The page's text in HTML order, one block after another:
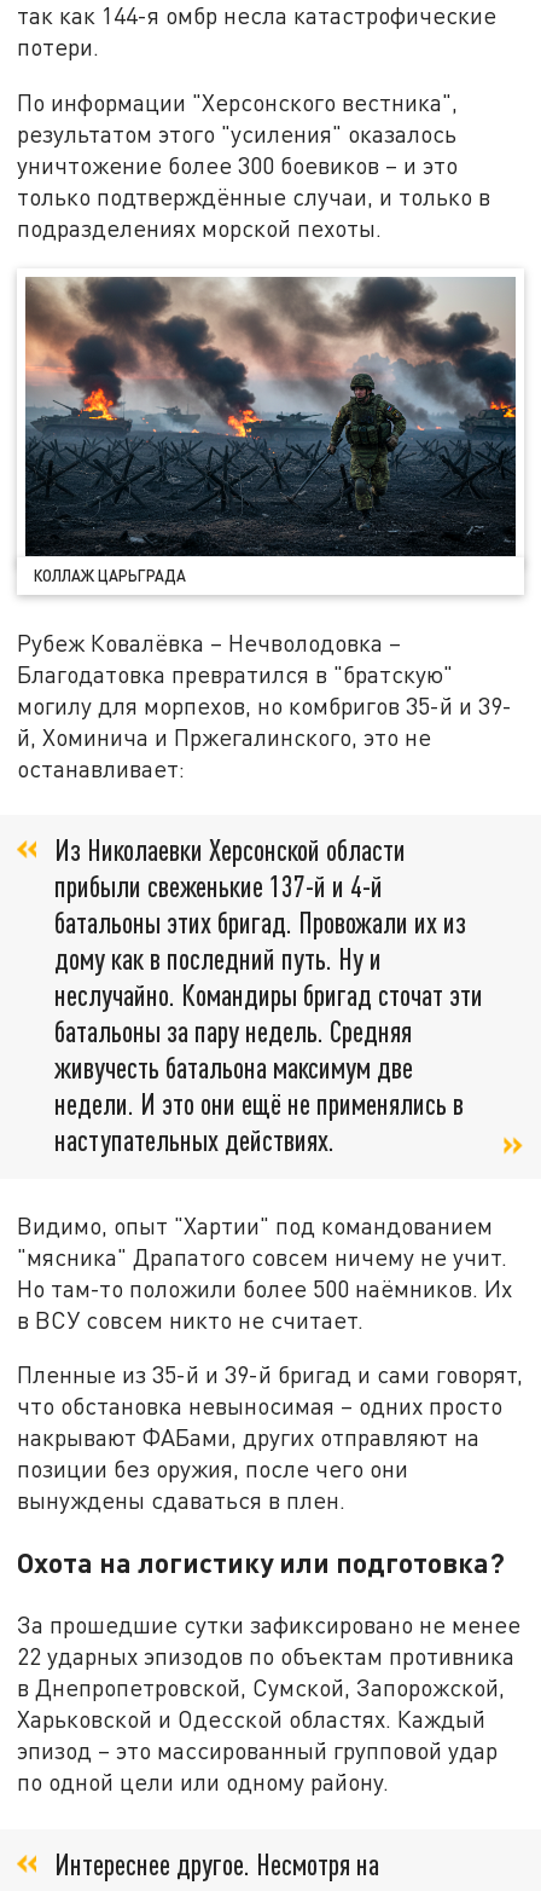
так как 144-я омбр несла катастрофические
потери.
По информации "Херсонского вестника",
результатом этого "усиления" оказалось
уничтожение более 300 боевиков – и это
только подтверждённые случаи, и только в
подразделениях морской пехоты.
КОЛЛАЖ ЦАРЬГРАДА
Рубеж Ковалёвка – Нечволодовка –
Благодатовка превратился в "братскую"
могилу для морпехов, но комбригов 35-й и 39-
й, Хоминича и Пржегалинского, это не
останавливает:
Из Николаевки Херсонской области
прибыли свеженькие 137-й и 4-й
батальоны этих бригад. Провожали их из
дому как в последний путь. Ну и
неслучайно. Командиры бригад сточат эти
батальоны за пару недель. Средняя
живучесть батальона максимум две
недели. И это они ещё не применялись в
наступательных действиях.
Видимо, опыт "Хартии" под командованием
"мясника" Драпатого совсем ничему не учит.
Но там-то положили более 500 наёмников. Их
в ВСУ совсем никто не считает.
Пленные из 35-й и 39-й бригад и сами говорят,
что обстановка невыносимая – одних просто
накрывают ФАБами, других отправляют на
позиции без оружия, после чего они
вынуждены сдаваться в плен.
Охота на логистику или подготовка?
За прошедшие сутки зафиксировано не менее
22 ударных эпизодов по объектам противника
в Днепропетровской, Сумской, Запорожской,
Харьковской и Одесской областях. Каждый
эпизод – это массированный групповой удар
по одной цели или одному району.
Интереснее другое. Несмотря на